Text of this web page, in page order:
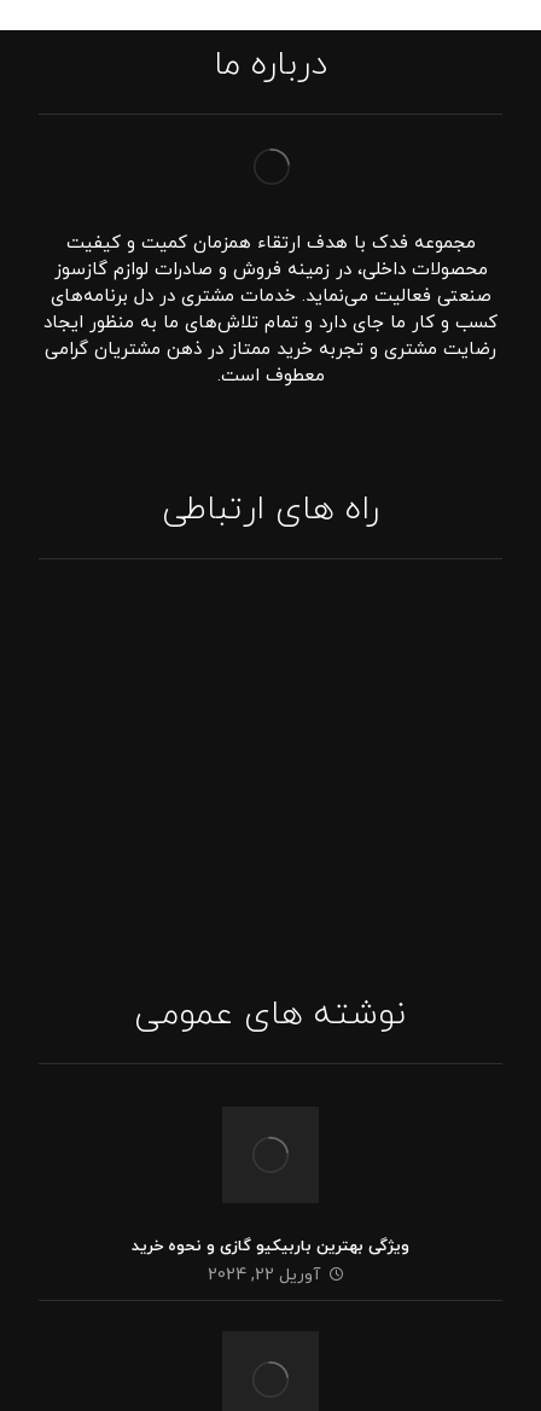
درباره ما
مجموعه فدک با هدف ارتقاء همزمان کمیت و کیفیت
محصولات داخلی، در زمینه فروش و صادرات لوازم گازسوز
صنعتی فعالیت می‌نماید. خدمات مشتری در دل برنامه‌های
کسب و کار ما جای دارد و تمام تلاش‌های ما به منظور ایجاد
رضایت مشتری و تجربه خرید ممتاز در ذهن مشتریان گرامی
معطوف است.
راه های ارتباطی
نوشته های عمومی
ویژگی بهترین باربیکیو گازی و نحوه خرید
آوریل 22, 2024